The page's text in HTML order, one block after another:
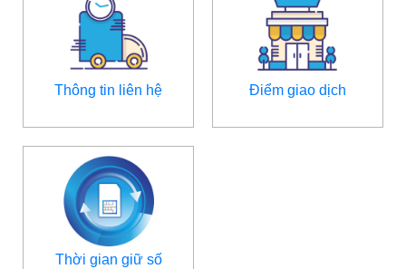
Thông tin liên hệ Điểm giao dịch
Thời gian giữ số